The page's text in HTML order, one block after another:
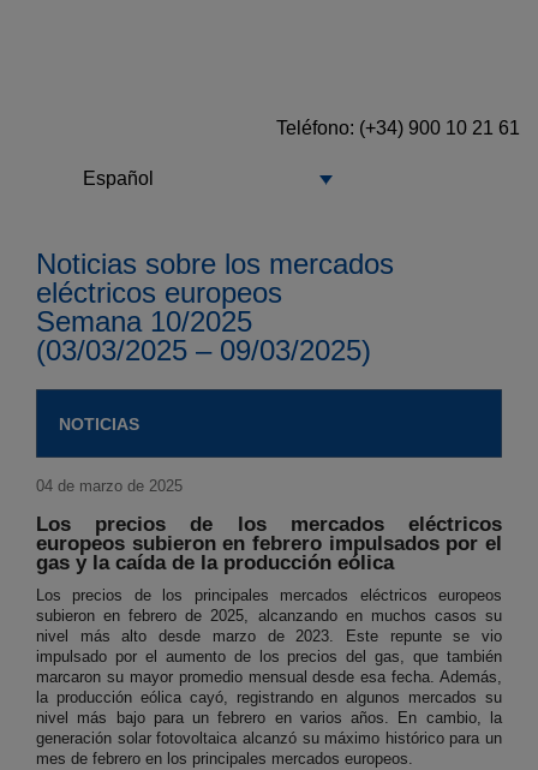
Teléfono: (+34) 900 10 21 61
Español
Noticias sobre los mercados
eléctricos europeos
Semana 10/2025
(03/03/2025 – 09/03/2025)
NOTICIAS
04 de marzo de 2025
Los precios de los mercados eléctricos
europeos subieron en febrero impulsados por el
gas y la caída de la producción eólica
Los precios de los principales mercados eléctricos europeos
subieron en febrero de 2025, alcanzando en muchos casos su
nivel más alto desde marzo de 2023. Este repunte se vio
impulsado por el aumento de los precios del gas, que también
marcaron su mayor promedio mensual desde esa fecha. Además,
la producción eólica cayó, registrando en algunos mercados su
nivel más bajo para un febrero en varios años. En cambio, la
generación solar fotovoltaica alcanzó su máximo histórico para un
mes de febrero en los principales mercados europeos.